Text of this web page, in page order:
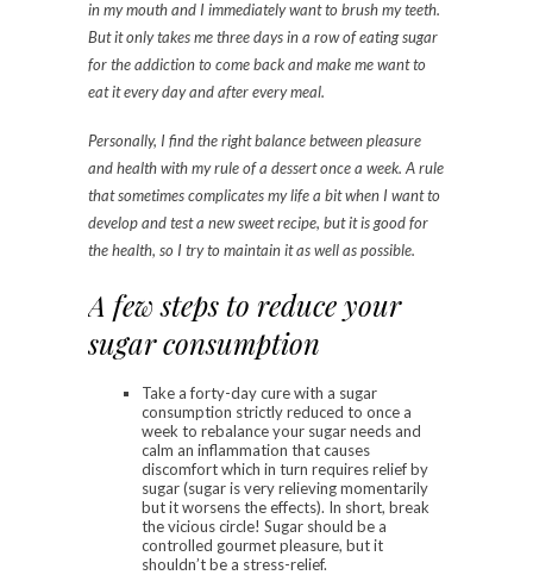
in my mouth and I immediately want to brush my teeth.
But it only takes me three days in a row of eating sugar
for the addiction to come back and make me want to
eat it every day and after every meal.
Personally, I find the right balance between pleasure
and health with my rule of a dessert once a week. A rule
that sometimes complicates my life a bit when I want to
develop and test a new sweet recipe, but it is good for
the health, so I try to maintain it as well as possible.
A few steps to reduce your
sugar consumption
Take a forty-day cure with a sugar
consumption strictly reduced to once a
week to rebalance your sugar needs and
calm an inflammation that causes
discomfort which in turn requires relief by
sugar (sugar is very relieving momentarily
but it worsens the effects). In short, break
the vicious circle! Sugar should be a
controlled gourmet pleasure, but it
shouldn’t be a stress-relief.